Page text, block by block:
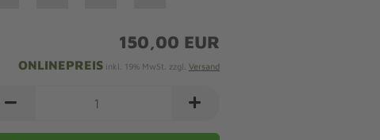
150,00 EUR
ONLINEPREISinkl. 19% MwSt. zzgl. Versand